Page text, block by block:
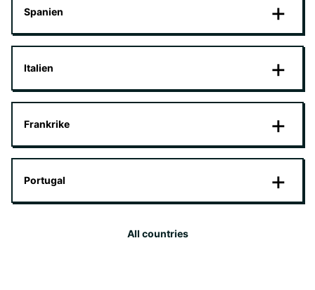
Spanien
Italien
Frankrike
Portugal
All countries